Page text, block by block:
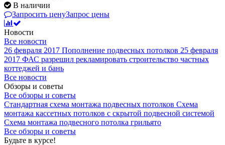
В наличии
Запросить ценуЗапрос цены
Новости
Все новости
26 февраля 2017 Пополнение подвесных потолков 25 февраля
2017 ФАС разрешил рекламировать строительство частных
коттеджей и бань
Все новости
Обзоры и советы
Все обзоры и советы
Стандартная схема монтажа подвесных потолков Схема
монтажа кассетных потолков с скрытой подвесной системой
Схема монтажа подвесного потолка грильято
Все обзоры и советы
Будьте в курсе!